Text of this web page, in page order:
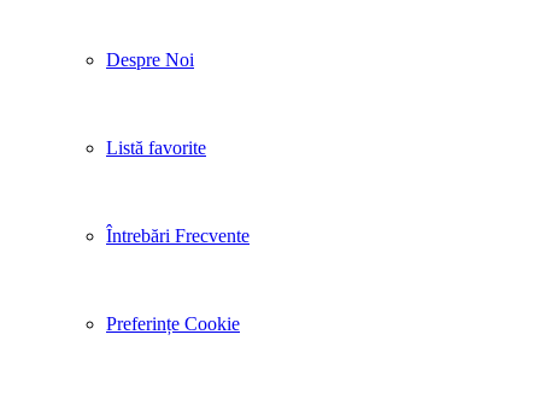
Despre Noi
Listă favorite
Întrebări Frecvente
Preferințe Cookie